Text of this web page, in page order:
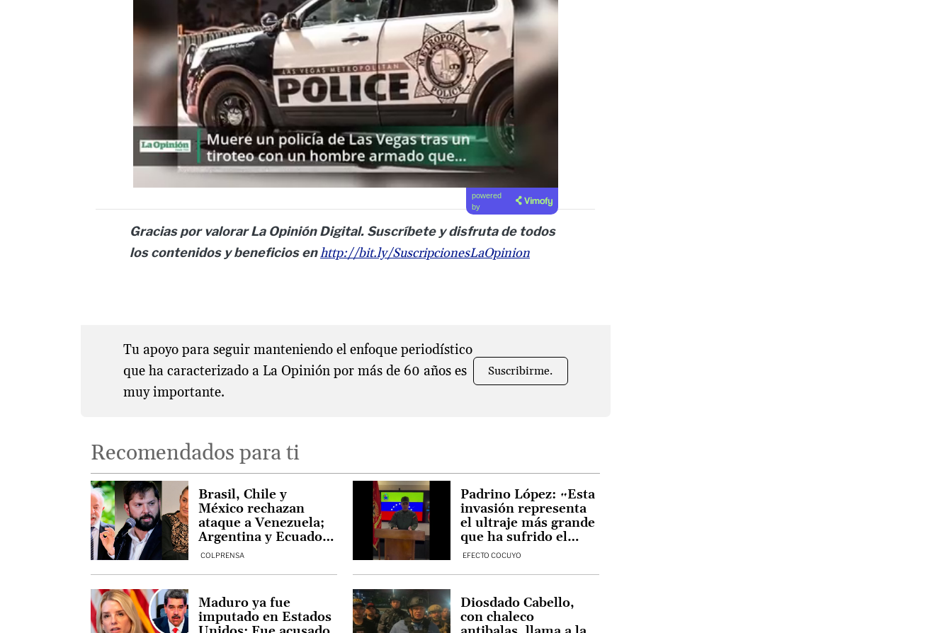
powered
by
Gracias por valorar La Opinión Digital. Suscríbete y disfruta de todos
los contenidos y beneficios enhttp://bit.ly/SuscripcionesLaOpinion
Tu apoyo para seguir manteniendo el enfoque periodístico
que ha caracterizado a La Opinión por más de 60 años es
muy importante.
Suscribirme.
Recomendados para ti
COLPRENSA
Brasil, Chile y
México rechazan
ataque a Venezuela;
Argentina y Ecuador
celebran
EFECTO COCUYO
Padrino López: «Esta
invasión representa
el ultraje más grande
que ha sufrido el
país»
Maduro ya fue
imputado en Estados
Diosdado Cabello,
con chaleco